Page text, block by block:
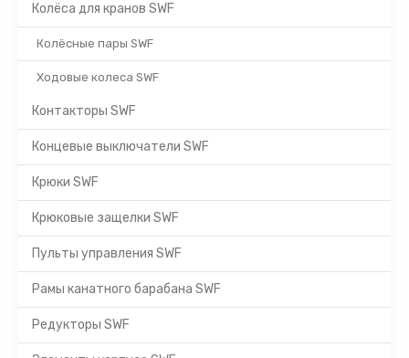
Колёса для кранов SWF
Колёсные пары SWF
Ходовые колеса SWF
Контакторы SWF
Концевые выключатели SWF
Крюки SWF
Крюковые защелки SWF
Пульты управления SWF
Рамы канатного барабана SWF
Редукторы SWF